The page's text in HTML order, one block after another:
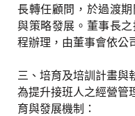
長轉任顧問，於過渡
與策略發展。董事長
程辦理，由董事會依公
三、培育及培訓計畫與
為提升接班人之經營管
育與發展機制：